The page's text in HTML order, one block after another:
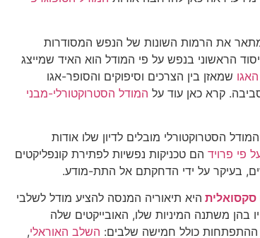
את הרמות השונות של הנפש המסודרות
הראשוני בנפש על פי המודל הוא האיד שמייצג
האגו שמאזן בין הצרכים וסיפוקים והסופר-אגו
קרא כאן עוד על המודל הסטרוקטורלי-מבני
הסטרוקטורלי מובלים לדיון שלו אודות
פי פרויד הם טכניקות נפשיות לפתירת קונפליקטים
בעיקר על ידי הדחקתם אל התת-מודע.
סקסואלית היא תיאוריה המנסה להציע מודל לשלבי
משתנה המיניות שלו, האובייקטים שלה
ההתפתחות כולל חמישה שלבים: השלב האוראלי,